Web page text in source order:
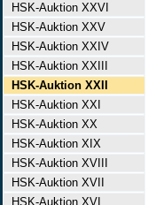
HSK-Auktion XXVI
HSK-Auktion XXV
HSK-Auktion XXIV
HSK-Auktion XXIII
HSK-Auktion XXII
HSK-Auktion XXI
HSK-Auktion XX
HSK-Auktion XIX
HSK-Auktion XVIII
HSK-Auktion XVII
HSK-Auktion XVI